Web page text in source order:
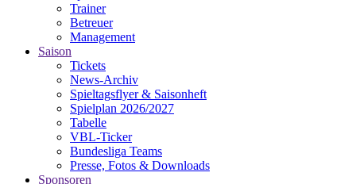
Trainer
Betreuer
Management
Saison
Tickets
News-Archiv
Spieltagsflyer & Saisonheft
Spielplan 2026/2027
Tabelle
VBL-Ticker
Bundesliga Teams
Presse, Fotos & Downloads
Sponsoren